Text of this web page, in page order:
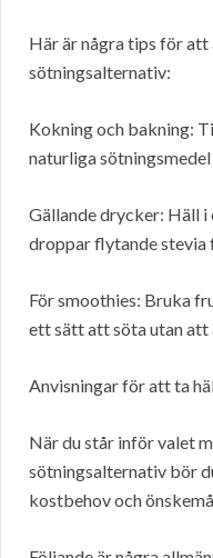
Här är några tips för att
sötningsalternativ:
Kokning och bakning:
naturliga
Gällande drycker: Häll i
droppar flytande stevia
För smoothies: Bruka
ett sätt att söta utan att
Anvisningar för att ta
När du står inför valet
sötningsalternativ bör
kostbehov och